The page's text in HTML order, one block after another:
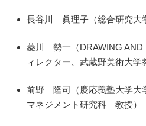
長谷川 眞理子（総合研究大
菱川 勢一（DRAWING AND
ィレクター、武蔵野美術大学
前野 隆司（慶応義塾大学大
マネジメント研究科 教授）